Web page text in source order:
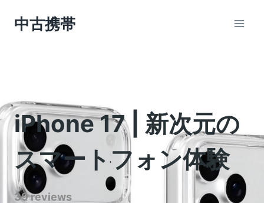
中古携帯
iPhone 17 | 新次元の
スマートフォン体験
39 reviews